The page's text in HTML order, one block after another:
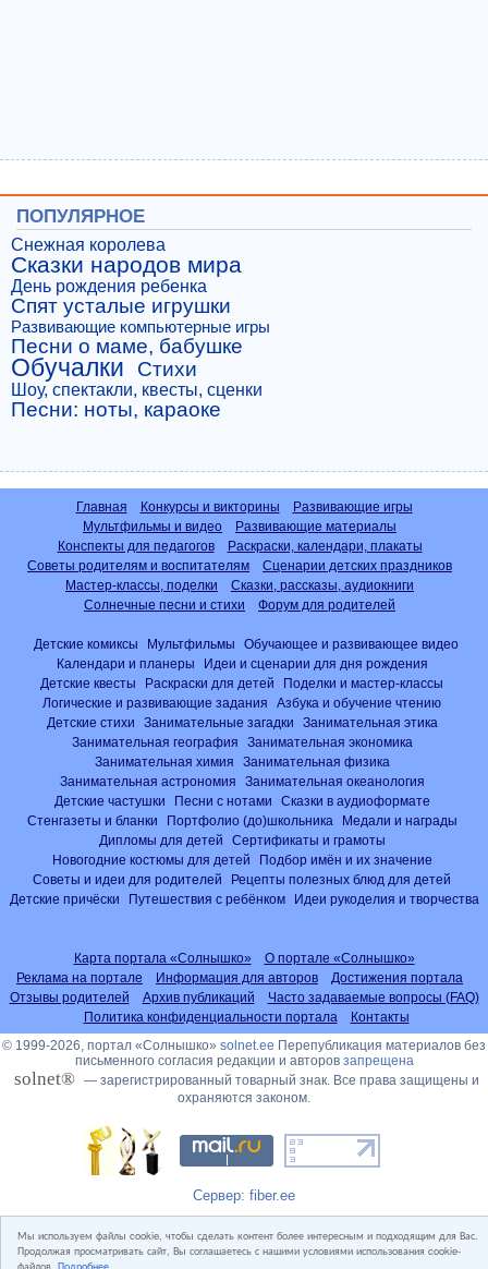
Мы используем файлы cookie, чтобы сделать контент более интересным и подходящим для Вас.
Продолжая просматривать сайт, Вы соглашаетесь с нашими условиями использования cookie-
файлов. Подробнее...
ПОПУЛЯРНОЕ
Снежная королева
Сказки народов мира
День рождения ребенка
Спят усталые игрушки
Развивающие компьютерные игры
Песни о маме, бабушке
Обучалки Стихи
Шоу, спектакли, квесты, сценки
Песни: ноты, караоке
Главная Конкурсы и викторины
Развивающие игры
Мультфильмы и видео
Развивающие материалы
Конспекты для педагогов
Раскраски, календари, плакаты
Советы родителям и воспитателям
Сценарии детских праздников
Мастер-классы, поделки
Сказки, рассказы, аудиокниги
Солнечные песни и стихи
Форум для родителей
Детские комиксы Мультфильмы
Обучающее и развивающее видео
Календари и планеры
Идеи и сценарии для дня рождения
Детские квесты
Раскраски для детей
Поделки и мастер-классы
Логические и развивающие задания
Азбука и обучение чтению
Детские стихи
Занимательные загадки
Занимательная этика
Занимательная география
Занимательная экономика
Занимательная химия
Занимательная физика
Занимательная астрономия
Занимательная океанология
Детские частушки
Песни с нотами
Сказки в аудиоформате
Стенгазеты и бланки
Портфолио (до)школьника
Медали и награды
Дипломы для детей
Сертификаты и грамоты
Новогодние костюмы для детей
Подбор имён и их значение
Советы и идеи для родителей
Рецепты полезных блюд для детей
Детские причёски
Путешествия с ребёнком Идеи рукоделия и творчества
Карта портала «Солнышко»
О портале «Солнышко»
Реклама на портале
Информация для авторов
Достижения портала
Отзывы родителей
Архив публикаций
Часто задаваемые вопросы (FAQ)
Политика конфиденциальности портала
Контакты
© 1999-2026, портал «Солнышко» solnet.ee Перепубликация материалов без
письменного согласия редакции и авторов запрещена
solnet® — зарегистрированный товарный знак. Все права защищены и
охраняются законом.
Сервер: fiber.ee